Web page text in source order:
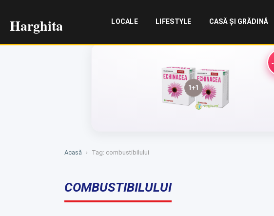
Harghita LOCALE LIFESTYLE CASĂ ȘI GRĂDINĂ
Acasă › Tag: combustibilului
COMBUSTIBILULUI